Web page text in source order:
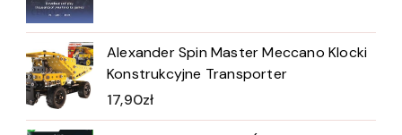
Alexander Spin Master Meccano Klocki
Konstrukcyjne Transporter
17,90zł